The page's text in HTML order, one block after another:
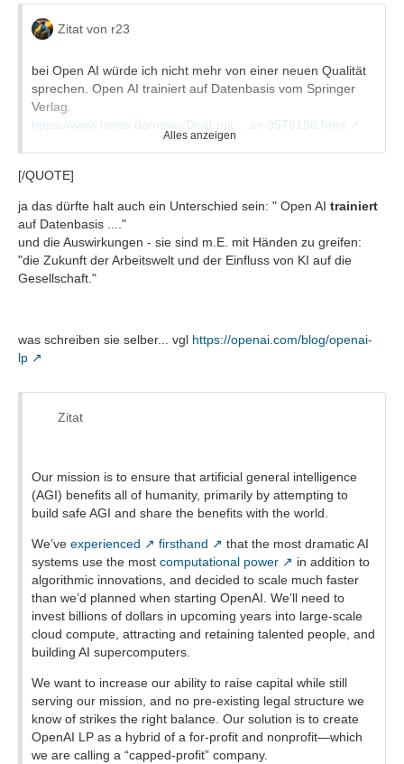
Zitat von r23
bei Open AI würde ich nicht mehr von einer neuen Qualität
sprechen. Open AI trainiert auf Datenbasis vom Springer
Verlag.
https://www.heise.de/news/Deal-mit-…er-9579186.html
Die NVIDIA
gestiegen
https://finanzmarktwelt.de/nvidia-aktie-s…ursziel-300038/
In der Aktie wird sehr viel KI Hype vermutet. Zumindest ist
der Kursanstieg nicht wirklich erklärbar.
Mozilla steigt aus der Vermietung von [size=18]
Im letzten Dezember gründen IBM, META und 48 andere
Mitglieder ....
Elements of AI setzt sich mit zentralen Fragen der KI
auseinander, darunter Themen wie die Zukunft der
Arbeitswelt und der Einfluss von KI auf die Gesellschaft.
@suedtiroler
Bitte beachte die Regeln von diesem Forum
und verzichte auf Links in der Signatur.
Alles anzeigen
[/QUOTE]
ja das dürfte halt auch ein Unterschied sein: " Open AI trainiert
auf Datenbasis ...."
und die Auswirkungen - sie sind m.E. mit Händen zu greifen:
"die Zukunft der Arbeitswelt und der Einfluss von KI auf die
Gesellschaft."
was schreiben sie selber... vgl https://openai.com/blog/openai-
lp
Zitat
Our mission is to ensure that artificial general intelligence
(AGI) benefits all of humanity, primarily by attempting to
build safe AGI and share the benefits with the world.
We’ve experienced firsthand
that the most dramatic AI
systems use the most computational power
in addition to
algorithmic innovations, and decided to scale much faster
than we’d planned when starting OpenAI. We’ll need to
invest billions of dollars in upcoming years into large-scale
cloud compute, attracting and retaining talented people, and
building AI supercomputers.
We want to increase our ability to raise capital while still
serving our mission, and no pre-existing legal structure we
know of strikes the right balance. Our solution is to create
OpenAI LP as a hybrid of a for-profit and nonprofit—which
we are calling a “capped-profit” company.